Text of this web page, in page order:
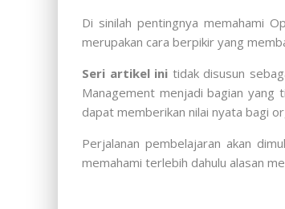
Di sinilah pentingnya memahami
merupakan cara berpikir yang
Seri artikel ini tidak disusun
Management menjadi bagian yang
dapat memberikan nilai nyata bagi
Perjalanan pembelajaran akan
memahami terlebih dahulu alasan